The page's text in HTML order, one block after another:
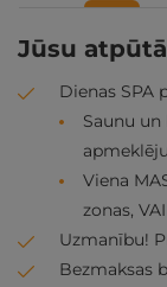
Jūsu
Dienas SPA
Saunu un
Viena
zonas,
Uzmanību!
Bezmaksas